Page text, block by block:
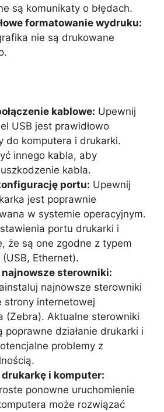
są komunikaty o błędach.
formatowanie wydruku:
nie są drukowane
kablowe: Upewnij
USB jest prawidłowo
do komputera i drukarki.
innego kabla, aby
kabla.
portu: Upewnij
jest poprawnie
w systemie operacyjnym.
portu drukarki i
że są one zgodne z typem
(USB, Ethernet).
sterowniki:
najnowsze sterowniki
strony internetowej
(Zebra). Aktualne sterowniki
poprawne działanie drukarki i
problemy z
i komputer:
ponowne uruchomienie
może rozwiązać